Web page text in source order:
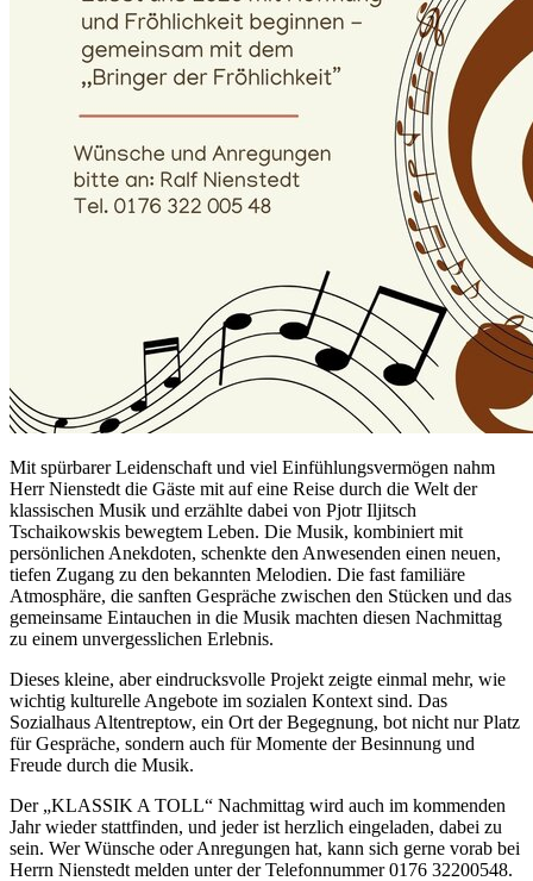
Mit spürbarer Leidenschaft und viel Einfühlungsvermögen nahm
Herr Nienstedt die Gäste mit auf eine Reise durch die Welt der
klassischen Musik und erzählte dabei von Pjotr Iljitsch
Tschaikowskis bewegtem Leben. Die Musik, kombiniert mit
persönlichen Anekdoten, schenkte den Anwesenden einen neuen,
tiefen Zugang zu den bekannten Melodien. Die fast familiäre
Atmosphäre, die sanften Gespräche zwischen den Stücken und das
gemeinsame Eintauchen in die Musik machten diesen Nachmittag
zu einem unvergesslichen Erlebnis.
Dieses kleine, aber eindrucksvolle Projekt zeigte einmal mehr, wie
wichtig kulturelle Angebote im sozialen Kontext sind. Das
Sozialhaus Altentreptow, ein Ort der Begegnung, bot nicht nur Platz
für Gespräche, sondern auch für Momente der Besinnung und
Freude durch die Musik.
Der „KLASSIK A TOLL“ Nachmittag wird auch im kommenden
Jahr wieder stattfinden, und jeder ist herzlich eingeladen, dabei zu
sein. Wer Wünsche oder Anregungen hat, kann sich gerne vorab bei
Herrn Nienstedt melden unter der Telefonnummer 0176 32200548.